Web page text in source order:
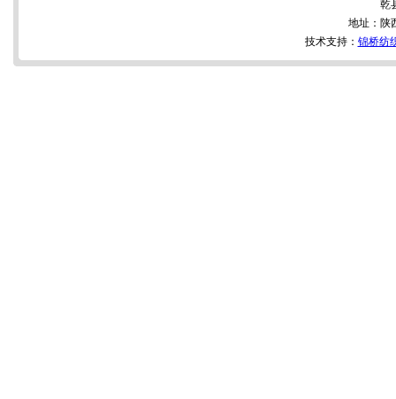
乾
地址：陕
技术支持： 锦桥纺